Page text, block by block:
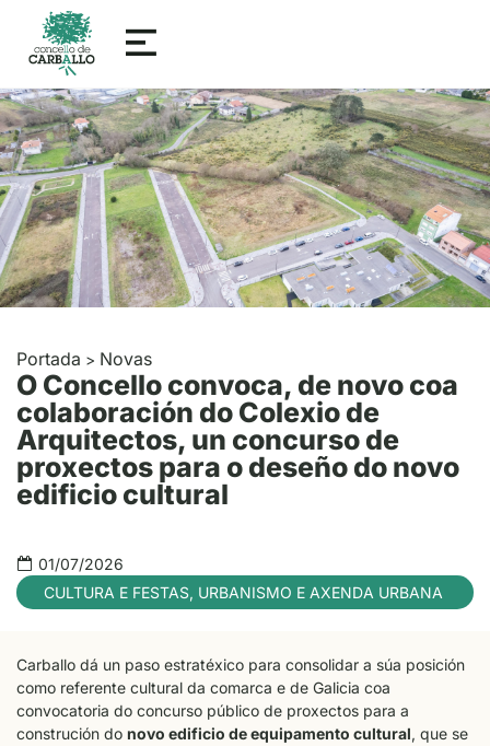
Portada > Novas
O Concello convoca, de novo coa
colaboración do Colexio de
Arquitectos, un concurso de
proxectos para o deseño do novo
edificio cultural
01/07/2026
CULTURA E FESTAS, URBANISMO E AXENDA URBANA
Carballo dá un paso estratéxico para consolidar a súa posición
como referente cultural da comarca e de Galicia coa
convocatoria do concurso público de proxectos para a
construción do novo edificio de equipamento cultural, que se